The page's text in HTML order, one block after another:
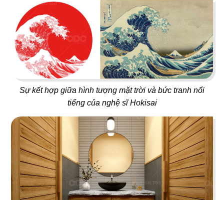
Sự kết hợp giữa hình tượng mặt trời và bức tranh nổi
tiểng của nghệ sĩ Hokisai
MOON RIVER
Rooftop Bar
42
PHÚC KHANG GARDEN
Cafe
43
LUTEA
Cafe - Trà sữa
44
UPTOWN BAR
Bar